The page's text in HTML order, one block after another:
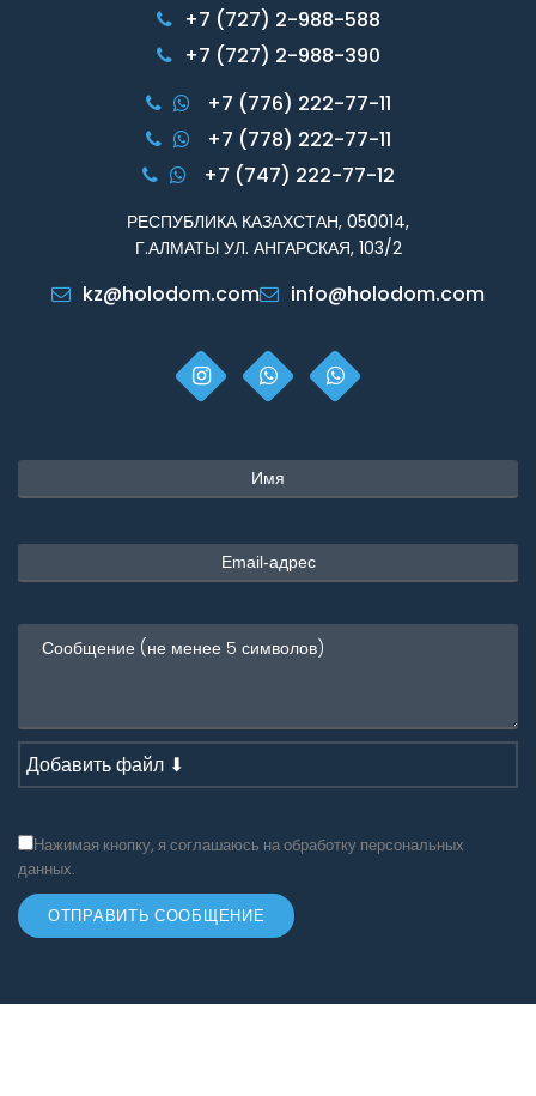
+7 (727) 2-988-588
+7 (727) 2-988-390
+7 (776) 222-77-11
+7 (778) 222-77-11
+7 (747) 222-77-12
РЕСПУБЛИКА КАЗАХСТАН, 050014,
Г.АЛМАТЫ УЛ. АНГАРСКАЯ, 103/2
kz@holodom.com info@holodom.com
Добавить файл ⬇
Нажимая кнопку, я соглашаюсь на обработку персональных
данных.
ОТПРАВИТЬ СООБЩЕНИЕ